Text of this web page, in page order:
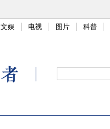
文娱 电视 图片 科普